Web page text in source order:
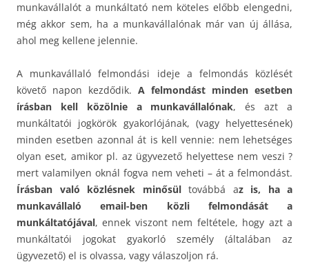
munkavállalót a munkáltató nem köteles előbb elengedni,
még akkor sem, ha a munkavállalónak már van új állása,
ahol meg kellene jelennie.
A munkavállaló felmondási ideje a felmondás közlését
követő napon kezdődik. A felmondást minden esetben
írásban kell közölnie a munkavállalónak, és azt a
munkáltatói jogkörök gyakorlójának, (vagy helyettesének)
minden esetben azonnal át is kell vennie: nem lehetséges
olyan eset, amikor pl. az ügyvezető helyettese nem veszi ?
mert valamilyen oknál fogva nem veheti – át a felmondást.
Írásban való közlésnek minősültovábbá az is, ha a
munkavállaló email-ben közli felmondását a
munkáltatójával, ennek viszont nem feltétele, hogy azt a
munkáltatói jogokat gyakorló személy (általában az
ügyvezető) el is olvassa, vagy válaszoljon rá.